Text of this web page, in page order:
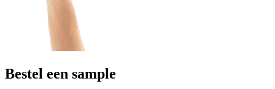
Bestel een sample